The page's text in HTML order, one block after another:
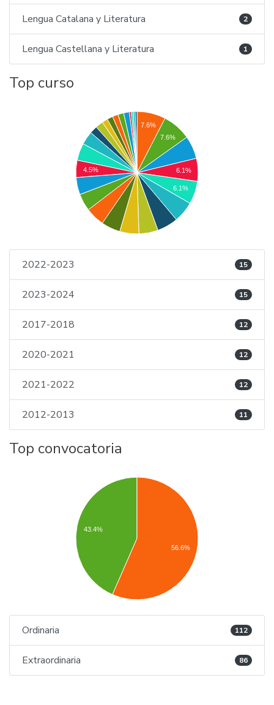
Lengua Catalana y Literatura 2
Lengua Castellana y Literatura 1
Top curso
7.6%
7.6%
6.1%
6.1%
4.5%
2022-2023 15
2023-2024 15
2017-2018 12
2020-2021 12
2021-2022 12
2012-2013 11
Top convocatoria
43.4%
56.6%
Ordinaria 112
Extraordinaria 86